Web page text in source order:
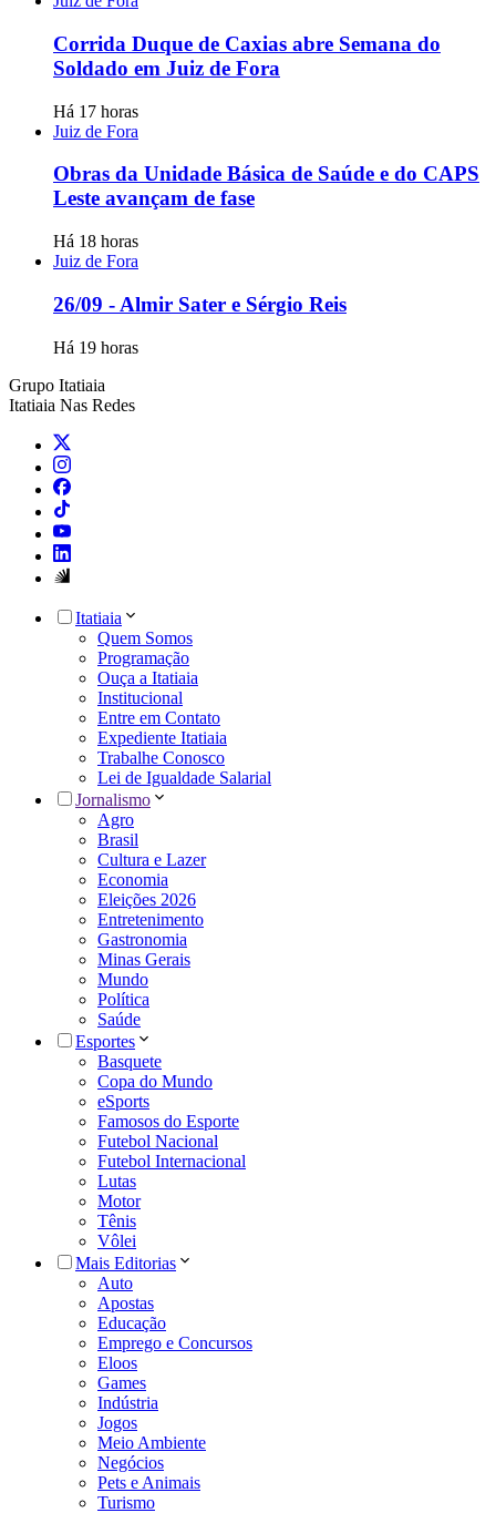
Corrida Duque de Caxias abre Semana do
Soldado em Juiz de Fora
Há 17 horas
Juiz de Fora
Obras da Unidade Básica de Saúde e do CAPS
Leste avançam de fase
Há 18 horas
Juiz de Fora
26/09 - Almir Sater e Sérgio Reis
Há 19 horas
Grupo Itatiaia
Itatiaia Nas Redes
Itatiaia
Quem Somos
Programação
Ouça a Itatiaia
Institucional
Entre em Contato
Expediente Itatiaia
Trabalhe Conosco
Lei de Igualdade Salarial
Jornalismo
Agro
Brasil
Cultura e Lazer
Economia
Eleições 2026
Entretenimento
Gastronomia
Minas Gerais
Mundo
Política
Saúde
Esportes
Basquete
Copa do Mundo
eSports
Famosos do Esporte
Futebol Nacional
Futebol Internacional
Lutas
Motor
Tênis
Vôlei
Mais Editorias
Auto
Apostas
Educação
Emprego e Concursos
Eloos
Games
Indústria
Jogos
Meio Ambiente
Negócios
Pets e Animais
Turismo